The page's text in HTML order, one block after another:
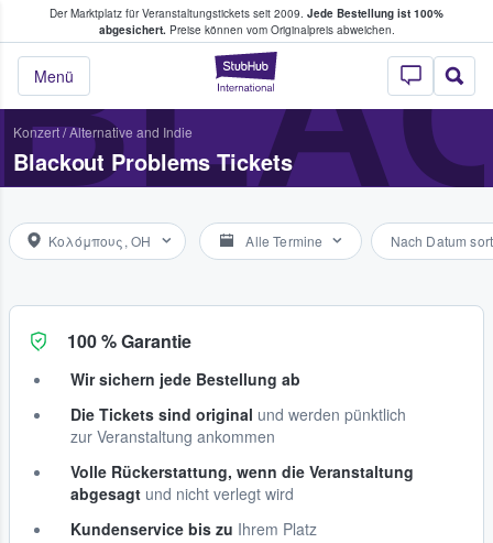
Der Marktplatz für Veranstaltungstickets seit 2009. Jede Bestellung ist 100%
abgesichert.Preise können vom Originalpreis abweichen.
StubHub - Wo
Menü
Tickets kaufen & verkaufen
Konzert/Alternative and Indie
Blackout Problems Tickets
Κολόμπους, OH Alle Termine Nach Datum
100 % Garantie
Wir sichern jede Bestellung ab
Die Tickets sind original und werden pünktlich
zur Veranstaltung ankommen
Volle Rückerstattung, wenn die Veranstaltung
abgesagt und nicht verlegt wird
Kundenservice bis zu Ihrem Platz